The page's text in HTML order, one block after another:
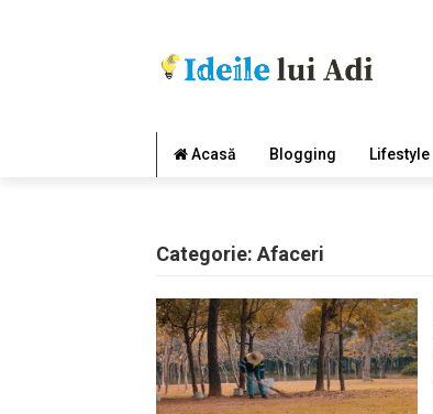
Acasă Blogging Lifestyle
Categorie: Afaceri
PAGINAȚIE
ARTICOLE